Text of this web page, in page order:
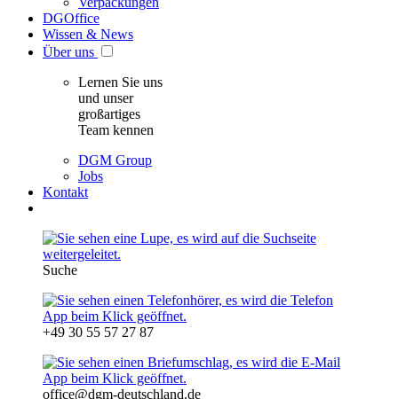
DGOffice
Wissen & News
Über uns
Lernen Sie uns
und unser
großartiges
Team kennen
DGM Group
Jobs
Kontakt
Suche
+49 30 55 57 27 87
office@dgm-deutschland.de